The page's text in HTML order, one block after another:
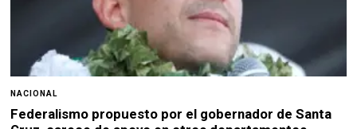
NACIONAL
Federalismo propuesto por el gobernador de Santa